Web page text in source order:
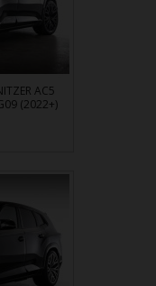
AC5
(2022+)